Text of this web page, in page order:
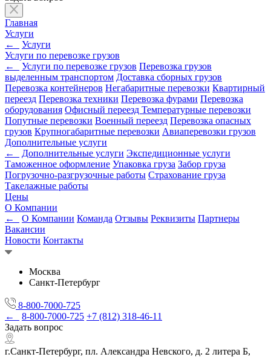
Главная
Услуги
←
Услуги
Услуги по перевозке грузов
←
Услуги по перевозке грузов Перевозка грузов
выделенным транспортом Доставка сборных грузов
Перевозка контейнеров Негабаритные перевозки Квартирный
переезд Перевозка техники Перевозка фурами Перевозка
оборудования Офисный переезд Температурные перевозки
Попутные перевозки Военный переезд Перевозка опасных
грузов Крупногабаритные перевозки Авиаперевозки грузов
Дополнительные услуги
←
Дополнительные услуги Экспедиционные услуги
Таможенное оформление Упаковка груза Забор груза
Погрузочно-разгрузочные работы Страхование груза
Такелажные работы
Цены
О Компании
←
О Компании Команда Отзывы Реквизиты Партнеры
Вакансии
Новости Контакты
Москва
Санкт-Петербург
8-800-7000-725
←
8-800-7000-725 +7 (812) 318-46-11
Задать вопрос
г.Санкт-Петербург, пл. Александра Невского, д. 2 литера Б,